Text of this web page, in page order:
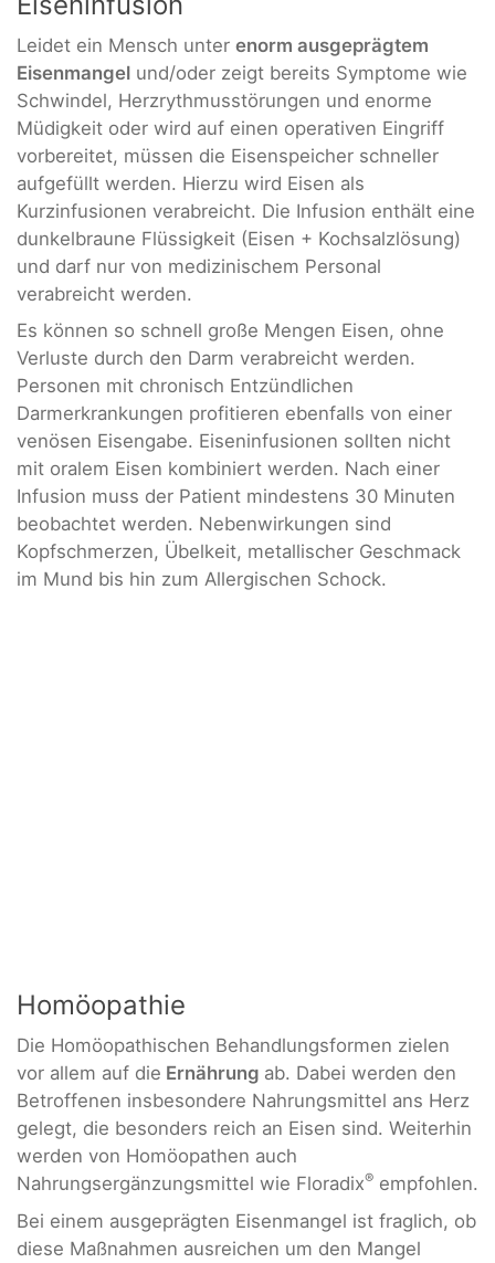
Leidet ein Mensch unter enorm ausgeprägtem
Eisenmangel und/oder zeigt bereits Symptome wie
Schwindel, Herzrythmusstörungen und enorme
Müdigkeit oder wird auf einen operativen Eingriff
vorbereitet, müssen die Eisenspeicher schneller
aufgefüllt werden. Hierzu wird Eisen als
Kurzinfusionen verabreicht. Die Infusion enthält eine
dunkelbraune Flüssigkeit (Eisen + Kochsalzlösung)
und darf nur von medizinischem Personal
verabreicht werden.
Es können so schnell große Mengen Eisen, ohne
Verluste durch den Darm verabreicht werden.
Personen mit chronisch Entzündlichen
Darmerkrankungen profitieren ebenfalls von einer
venösen Eisengabe. Eiseninfusionen sollten nicht
mit oralem Eisen kombiniert werden. Nach einer
Infusion muss der Patient mindestens 30 Minuten
beobachtet werden. Nebenwirkungen sind
Kopfschmerzen, Übelkeit, metallischer Geschmack
im Mund bis hin zum Allergischen Schock.
Homöopathie
Die Homöopathischen Behandlungsformen zielen
vor allem auf die Ernährung ab. Dabei werden den
Betroffenen insbesondere Nahrungsmittel ans Herz
gelegt, die besonders reich an Eisen sind. Weiterhin
werden von Homöopathen auch
Nahrungsergänzungsmittel wie Floradix® empfohlen.
Bei einem ausgeprägten Eisenmangel ist fraglich, ob
diese Maßnahmen ausreichen um den Mangel